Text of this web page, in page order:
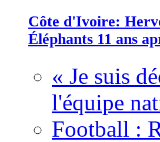
Côte d'Ivoire:
Éléphants 11 ans
« Je suis
l'équipe
Football :